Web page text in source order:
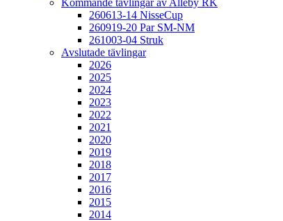
260613-14 NisseCup
260919-20 Par SM-NM
261003-04 Struk
Avslutade tävlingar
2026
2025
2024
2023
2022
2021
2020
2019
2018
2017
2016
2015
2014